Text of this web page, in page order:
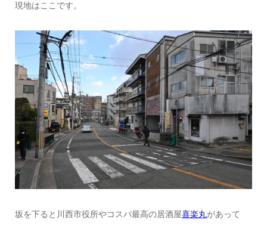
現地はここです。
坂を下ると川西市役所やコスパ最高の居酒屋喜楽丸があって